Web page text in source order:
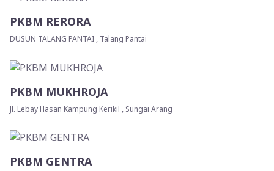
PKBM RERORA
DUSUN TALANG PANTAI , Talang Pantai
PKBM MUKHROJA
Jl. Lebay Hasan Kampung Kerikil , Sungai Arang
PKBM GENTRA